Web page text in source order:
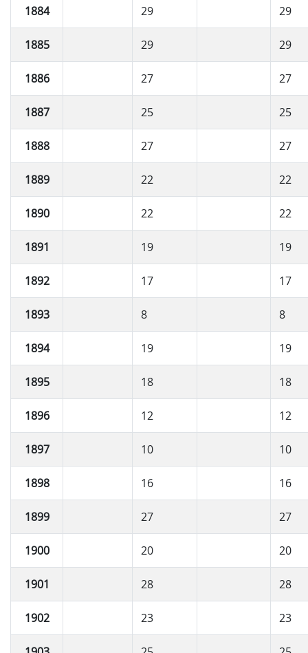
1884 29 29
1885 29 29
1886 27 27
1887 25 25
1888 27 27
1889 22 22
1890 22 22
1891 19 19
1892 17 17
1893 8 8
1894 19 19
1895 18 18
1896 12 12
1897 10 10
1898 16 16
1899 27 27
1900 20 20
1901 28 28
1902 23 23